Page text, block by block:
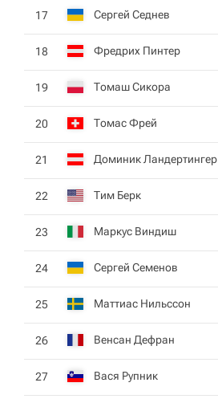
17 Сергей Седнев
18 Фредрих Пинтер
19 Томаш Сикора
20 Томас Фрей
21 Доминик Ландертингер
22 Тим Берк
23 Маркус Виндиш
24 Сергей Семенов
25 Маттиас Нильссон
26 Венсан Дефран
27 Вася Рупник